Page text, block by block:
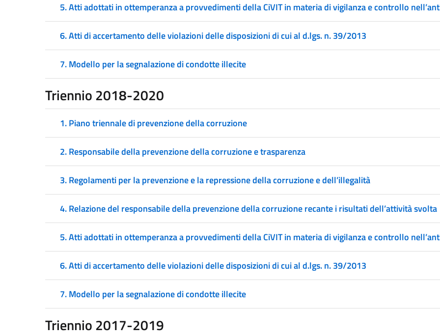
5. Atti adottati in ottemperanza a provvedimenti della CiVIT in materia di vigilanza e controllo
6. Atti di accertamento delle violazioni delle disposizioni di cui al d.lgs. n. 39/2013
7. Modello per la segnalazione di condotte illecite
Triennio2018-2020
1. Piano triennale di prevenzione della corruzione
2. Responsabile della prevenzione della corruzione e trasparenza
3. Regolamenti per la prevenzione e la repressione della corruzione e dell’illegalità
4. Relazione del responsabile della prevenzione della corruzione recante i risultati dell’attività svolta
5. Atti adottati in ottemperanza a provvedimenti della CiVIT in materia di vigilanza e controllo
6. Atti di accertamento delle violazioni delle disposizioni di cui al d.lgs. n. 39/2013
7. Modello per la segnalazione di condotte illecite
Triennio2017-2019